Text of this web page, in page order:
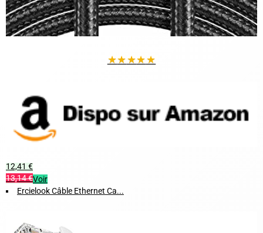
★★★★★
12,41 €
13,14 €Voir
Ercielook Câble Ethernet Ca...